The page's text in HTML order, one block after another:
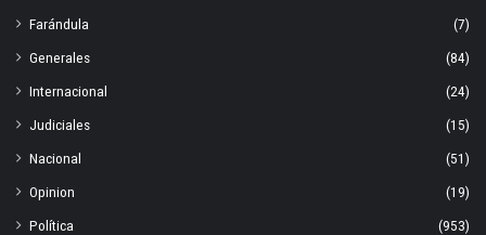
Farándula
(7)
Generales
(84)
Internacional
(24)
Judiciales
(15)
Nacional
(51)
Opinion
(19)
Política
(953)